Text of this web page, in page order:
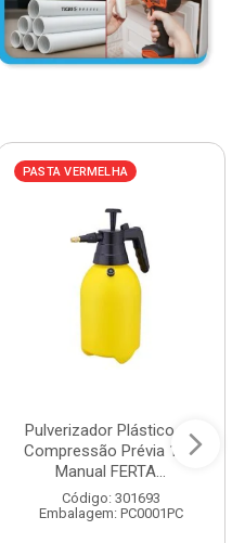
PASTA VERMELHA
Pulverizador Plástico de
Compressão Prévia 1,5L
Manual FERTA...
Código: 301693
Embalagem: PC0001PC